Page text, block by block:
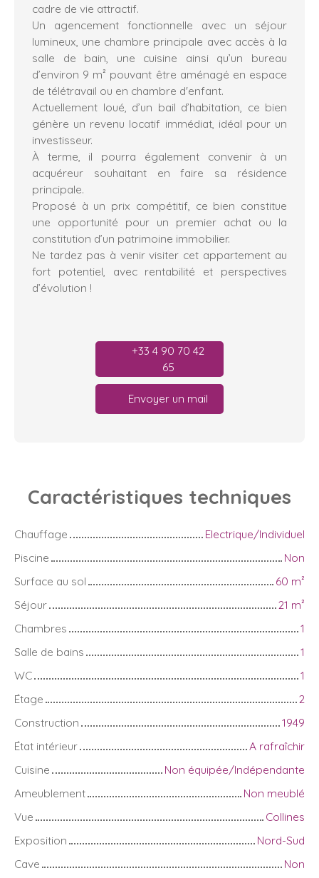
cadre de vie attractif.
Un agencement fonctionnelle avec un séjour
lumineux, une chambre principale avec accès à la
salle de bain, une cuisine ainsi qu’un bureau
d’environ 9 m² pouvant être aménagé en espace
de télétravail ou en chambre d'enfant.
Actuellement loué, d’un bail d’habitation, ce bien
génère un revenu locatif immédiat, idéal pour un
investisseur.
À terme, il pourra également convenir à un
acquéreur souhaitant en faire sa résidence
principale.
Proposé à un prix compétitif, ce bien constitue
une opportunité pour un premier achat ou la
constitution d’un patrimoine immobilier.
Ne tardez pas à venir visiter cet appartement au
fort potentiel, avec rentabilité et perspectives
d’évolution !
+33 4 90 70 42
65
Envoyer un mail
Caractéristiques techniques
Chauffage
Electrique/Individuel
Piscine
Non
Surface au sol
60 m²
Séjour
21 m²
Chambres
1
Salle de bains
1
WC
1
Étage
2
Construction
1949
État intérieur
A rafraîchir
Cuisine
Non équipée/Indépendante
Ameublement
Non meublé
Vue
Collines
Exposition
Nord-Sud
Cave
Non